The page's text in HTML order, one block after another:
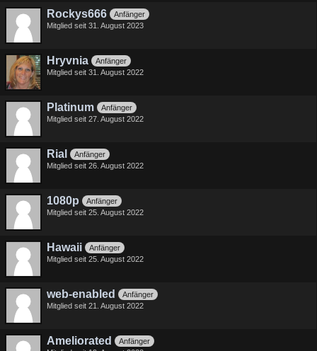
Rockys666
Anfänger
Mitglied seit 31. August 2023
Hryvnia
Anfänger
Mitglied seit 31. August 2022
Platinum
Anfänger
Mitglied seit 27. August 2022
Rial
Anfänger
Mitglied seit 26. August 2022
1080p
Anfänger
Mitglied seit 25. August 2022
Hawaii
Anfänger
Mitglied seit 25. August 2022
web-enabled
Anfänger
Mitglied seit 21. August 2022
Ameliorated
Anfänger